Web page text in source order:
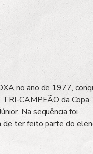
no ano de 1977,
CAMPEÃO da Copa
Na sequência foi
de ter feito parte do